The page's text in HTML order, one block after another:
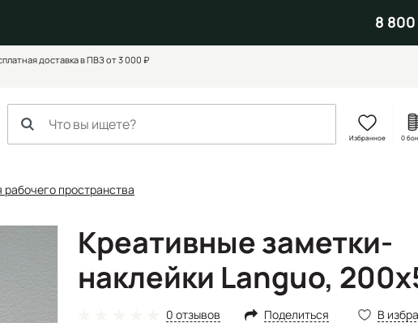
8
доставка в ПВЗ от 3 000 ₽
Избранное 0
пространства
Креативные заметки-
наклейки Languo,
0 отзывов Поделиться В